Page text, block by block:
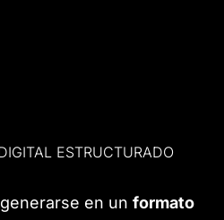
ESTRUCTURADO
en unformato